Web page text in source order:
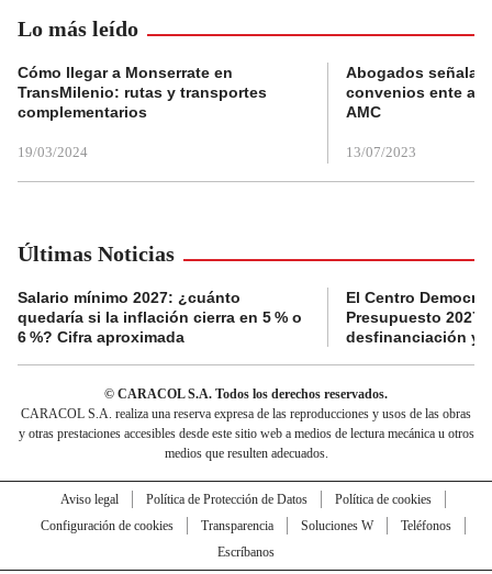
Lo más leído
Cómo llegar a Monserrate en
TransMilenio: rutas y transportes
complementarios
19/03/2024
Abogados
convenios ente
AMC
13/07/2023
Últimas Noticias
Salario mínimo 2027: ¿cuánto
quedaría si la inflación cierra en 5 % o
6 %? Cifra aproximada
El Centro
Presupuesto 2027
desfinanciación y
© CARACOL S.A. Todos los derechos reservados.
CARACOL S.A. realiza una reserva expresa de las reproducciones y usos de las obras
y otras prestaciones accesibles desde este sitio web a medios de lectura mecánica u otros
medios que resulten adecuados.
Aviso legal Política de Protección de Datos
Política de cookies
Configuración de cookies
Transparencia Soluciones W
Teléfonos
Escríbanos